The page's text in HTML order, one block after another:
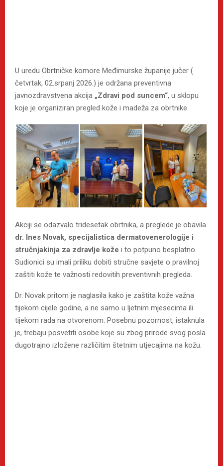
U uredu Obrtničke komore Međimurske županije jučer (
četvrtak, 02.srpanj 2026.) je održana preventivna
javnozdravstvena akcija „Zdravi pod suncem“, u sklopu
koje je organiziran pregled kože i madeža za obrtnike.
Akciji se odazvalo tridesetak obrtnika, a preglede je obavila
dr. Ines Novak, specijalistica dermatovenerologije i
stručnjakinja za zdravlje kože i to potpuno besplatno.
Sudionici su imali priliku dobiti stručne savjete o pravilnoj
zaštiti kože te važnosti redovitih preventivnih pregleda.
Dr. Novak pritom je naglasila kako je zaštita kože važna
tijekom cijele godine, a ne samo u ljetnim mjesecima ili
tijekom rada na otvorenom. Posebnu pozornost, istaknula
je, trebaju posvetiti osobe koje su zbog prirode svog posla
dugotrajno izložene različitim štetnim utjecajima na kožu.